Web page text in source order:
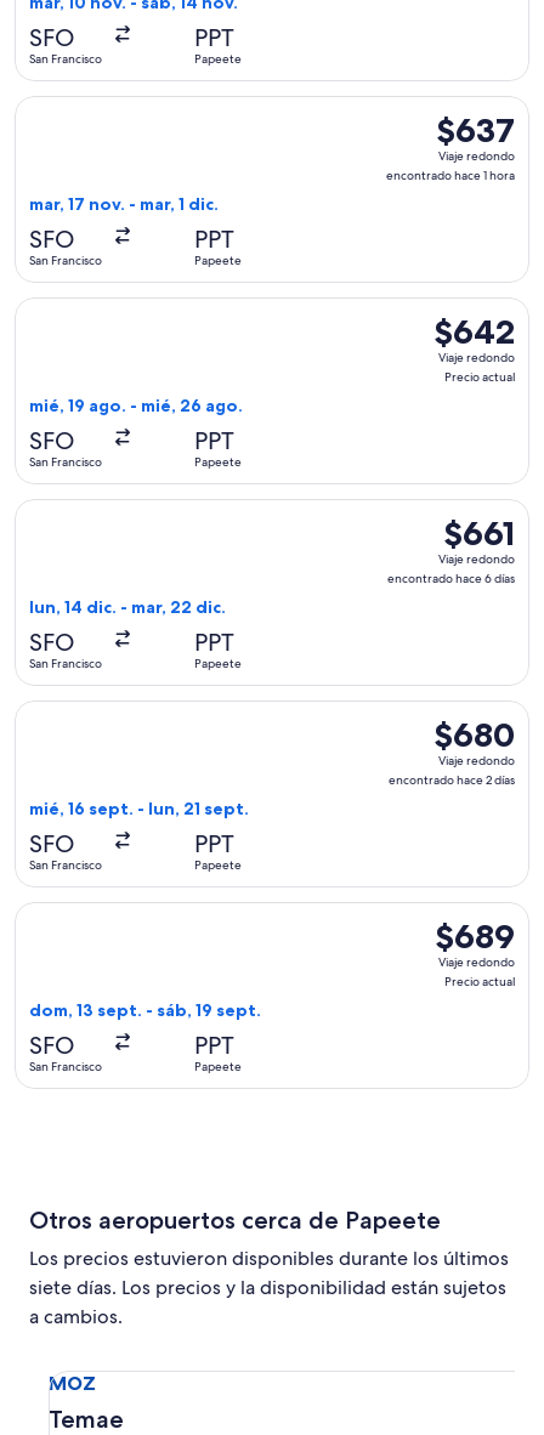
SFO
San Francisco
PPT
Papeete
$637
Viaje
redondo,
$637
Viaje redondo
encontrado hace 1 hora
mar, 17 nov. - mar, 1 dic.
SFO
San Francisco
PPT
Papeete
Seleccionar vuelo de Alaska Airlines, con salida el mar, 17
$642
Viaje
redondo,
$642
Viaje redondo
Precio actual
mié, 19 ago. - mié, 26 ago.
SFO
San Francisco
PPT
Papeete
Seleccionar vuelo de Delta, con salida el mié, 19 ago.
$661
Viaje
redondo,
$661
Viaje redondo
encontrado hace 6 días
lun, 14 dic. - mar, 22 dic.
SFO
San Francisco
PPT
Papeete
Seleccionar vuelo de Air France, con salida el lun, 14 dic.
$680
Viaje
redondo,
$680
Viaje redondo
encontrado hace 2 días
mié, 16 sept. - lun, 21 sept.
SFO
San Francisco
PPT
Papeete
Seleccionar vuelo de French bee, con salida el mié, 16
$689
Viaje
redondo,
$689
Viaje redondo
Precio actual
dom, 13 sept. - sáb, 19 sept.
SFO
San Francisco
PPT
Papeete
Seleccionar vuelo de Air Caraibes, con salida el dom, 13
Otros aeropuertos cerca de Papeete
Los precios estuvieron disponibles durante los últimos
siete días. Los precios y la disponibilidad están sujetos
a cambios.
MOZ
Temae